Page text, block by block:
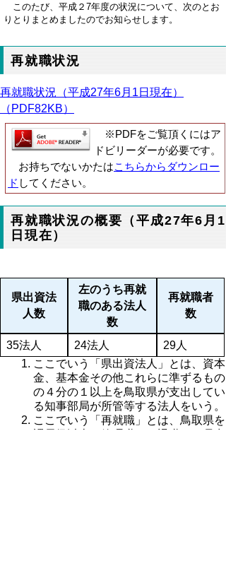
このたび、平成２7年度の状況について、次のとお
りとりまとめましたのでお知らせします。
再就職状況
再就職状況（平成27年6月1日現在）
（PDF82KB）
※PDFをご覧頂くにはア
ドビリーダーが必要です。
お持ちでないかたはこちらからダウンロー
ド してください。
再就職状況の概要（平成27年6月1
日現在）
県出資法
人数
左のうち再就
職のある法人
数
再就職者
数
35法人 24法人
29人
ここでいう「県出資法人」とは、資本
金、基本金その他これらに準ずるもの
の４分の１以上を鳥取県が支出してい
る知事部局が所管等する法人をいう。
ここでいう「再就職」とは、鳥取県を